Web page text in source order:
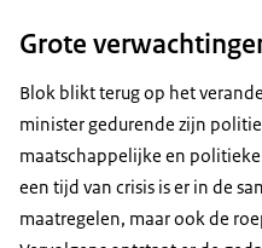
Grote
Blok blikt terug op het
minister gedurende zijn
maatschappelijke en
een tijd van crisis is er in de
maatregelen, maar ook de